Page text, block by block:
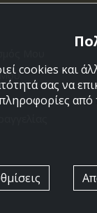
cookies και
σας να
από